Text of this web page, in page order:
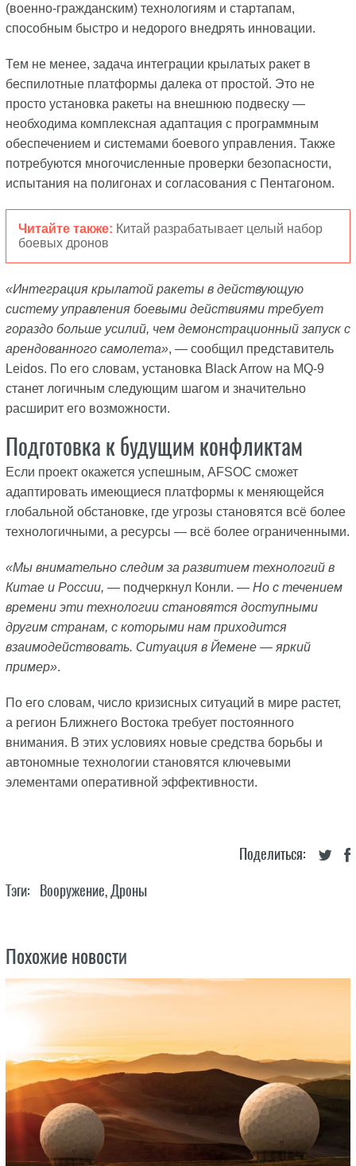
(военно-гражданским) технологиям и стартапам,
способным быстро и недорого внедрять инновации.
Тем не менее, задача интеграции крылатых ракет в
беспилотные платформы далека от простой. Это не
просто установка ракеты на внешнюю подвеску —
необходима комплексная адаптация с программным
обеспечением и системами боевого управления. Также
потребуются многочисленные проверки безопасности,
испытания на полигонах и согласования с Пентагоном.
Читайте также: Китай разрабатывает целый набор
боевых дронов
«Интеграция крылатой ракеты в действующую
систему управления боевыми действиями требует
гораздо больше усилий, чем демонстрационный запуск с
арендованного самолета», — сообщил представитель
Leidos. По его словам, установка Black Arrow на MQ-9
станет логичным следующим шагом и значительно
расширит его возможности.
Подготовка к будущим конфликтам
Если проект окажется успешным, AFSOC сможет
адаптировать имеющиеся платформы к меняющейся
глобальной обстановке, где угрозы становятся всё более
технологичными, а ресурсы — всё более ограниченными.
«Мы внимательно следим за развитием технологий в
Китае и России, — подчеркнул Конли. — Но с течением
времени эти технологии становятся доступными
другим странам, с которыми нам приходится
взаимодействовать. Ситуация в Йемене — яркий
пример».
По его словам, число кризисных ситуаций в мире растет,
а регион Ближнего Востока требует постоянного
внимания. В этих условиях новые средства борьбы и
автономные технологии становятся ключевыми
элементами оперативной эффективности.
Поделиться:
Тэги: Вооружение,Дроны
Похожие новости